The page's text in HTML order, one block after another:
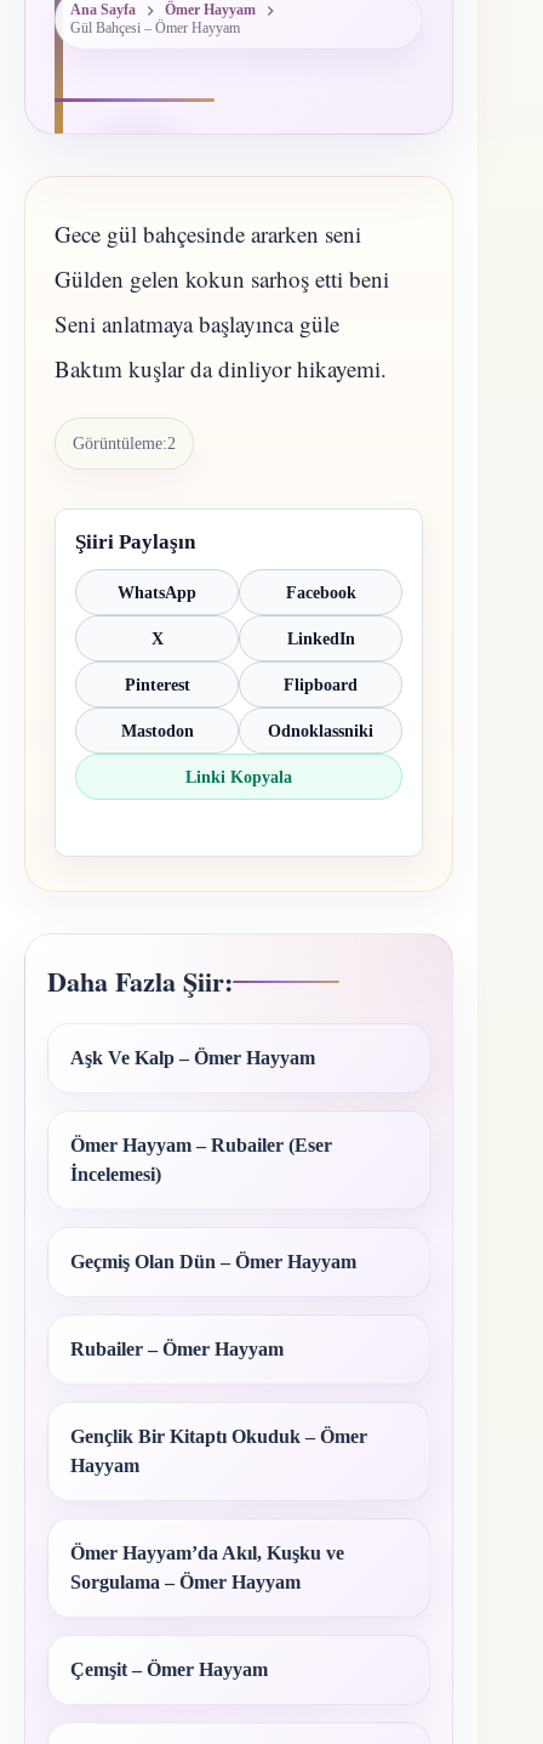
Ana Sayfa
Ömer Hayyam
Gül Bahçesi – Ömer Hayyam
Gece gül bahçesinde ararken seni
Gülden gelen kokun sarhoş etti beni
Seni anlatmaya başlayınca güle
Baktım kuşlar da dinliyor hikayemi.
Görüntüleme:2
Şiiri Paylaşın
WhatsApp Facebook
X LinkedIn
Pinterest Flipboard
Mastodon Odnoklassniki
Linki Kopyala
Daha Fazla Şiir:
Aşk Ve Kalp – Ömer Hayyam
Ömer Hayyam – Rubailer (Eser
İncelemesi)
Geçmiş Olan Dün – Ömer Hayyam
Rubailer – Ömer Hayyam
Gençlik Bir Kitaptı Okuduk – Ömer
Hayyam
Ömer Hayyam’da Akıl, Kuşku ve
Sorgulama – Ömer Hayyam
Çemşit – Ömer Hayyam